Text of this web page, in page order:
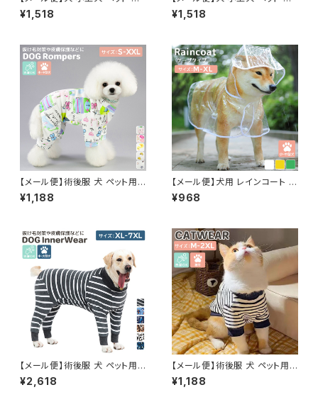
ンピース ペット用品 服 ドッグウ
ェア レイヤード風ワンピ 犬の服
¥1,518
レス 服 結婚式 ウエディング パ
ーティー ペット用品 ドッグウェ
¥1,518
【メール便】術後服 犬 ペット用
品 ロンパース ペットウェア ドッ
グウェア いぬ 小型犬 中型犬 服
¥1,188
【メール便】犬用 レインコート 小
型犬 中型犬 着せやすい フード
付き ケープ ポンチョ 透明 クリ
¥968
【メール便】術後服 犬 ペット用
品 ロンパース ペットウェア ドッ
グウェア いぬ 中型犬 大型犬 服
¥2,618
【メール便】術後服 犬 ペット用
品 ロンパース ペットウェア ドッ
グウェア いぬ 小型犬 中型犬 服
¥1,188